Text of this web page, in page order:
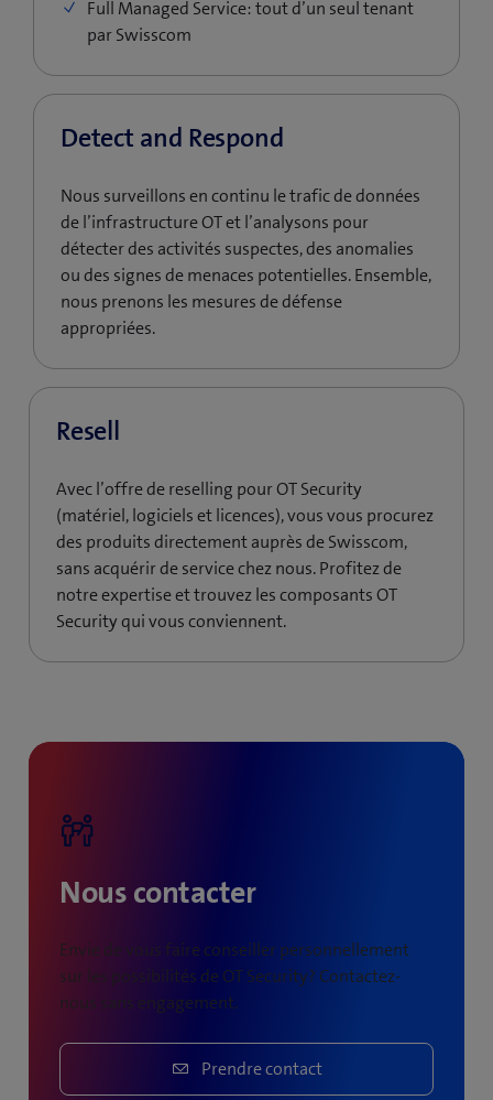
Full Managed Service: tout d’un seul tenant
par Swisscom
Detect and Respond
Nous surveillons en continu le trafic de données
de l’infrastructure OT et l’analysons pour
détecter des activités suspectes, des anomalies
ou des signes de menaces potentielles. Ensemble,
nous prenons les mesures de défense
appropriées.
Resell
Avec l’offre de reselling pour OT Security
(matériel, logiciels et licences), vous vous procurez
des produits directement auprès de Swisscom,
sans acquérir de service chez nous. Profitez de
notre expertise et trouvez les composants OT
Security qui vous conviennent.
Nous contacter
Envie de vous faire conseiller personnellement
sur les possibilités de OT Security? Contactez-
nous sans engagement.
Prendre contact